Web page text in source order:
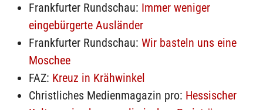
Frankfurter Rundschau: Immer weniger
eingebürgerte Ausländer
Frankfurter Rundschau: Wir basteln uns eine
Moschee
FAZ: Kreuz in Krähwinkel
Christliches Medienmagazin pro: Hessischer